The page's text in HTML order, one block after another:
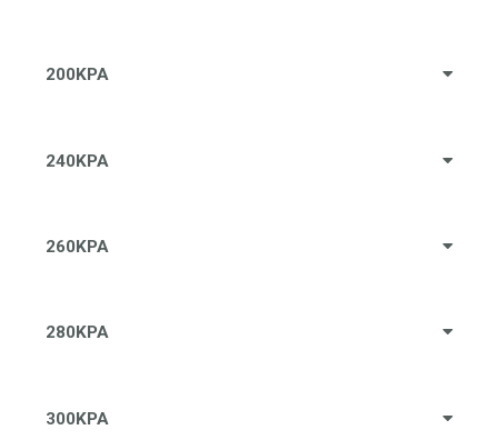
200KPA
240KPA
260KPA
280KPA
300KPA